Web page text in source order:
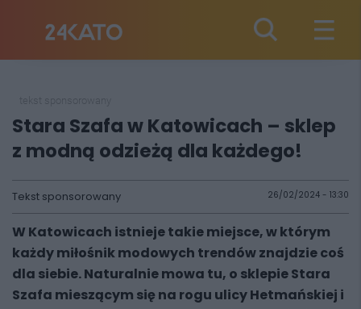
Stara Szafa w Katowicach – sklep
z modną odzieżą dla każdego!
Tekst sponsorowany 26/02/2024 - 13:30
W Katowicach istnieje takie miejsce, w którym
każdy miłośnik modowych trendów znajdzie coś
dla siebie. Naturalnie mowa tu, o sklepie Stara
Szafa mieszącym się na rogu ulicy Hetmańskiej i